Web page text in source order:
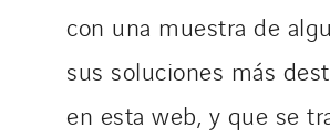
con una muestra de
sus soluciones más
en esta web, y que se